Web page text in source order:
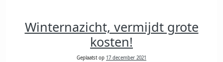
Winternazicht, vermijdt grote
kosten!
Geplaatst op 17 december 2021